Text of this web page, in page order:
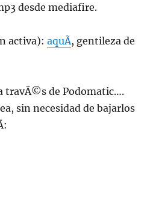
desde mediafire.
activa):aquÃ­, gentileza de
travÃ©s de Podomatic….
sin necesidad de bajarlos